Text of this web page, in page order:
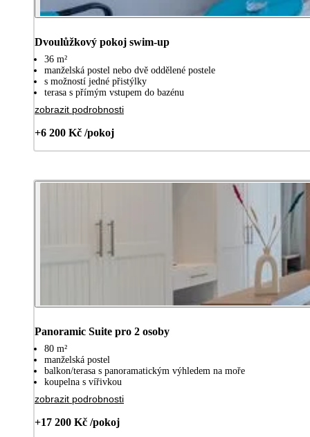
Dvoulůžkový pokoj swim-up
36 m²
manželská postel nebo dvě oddělené postele
s možností jedné přistýlky
terasa s přímým vstupem do bazénu
zobrazit podrobnosti
+6 200 Kč /pokoj
Panoramic Suite pro 2 osoby
80 m²
manželská postel
balkon/terasa s panoramatickým výhledem na moře
koupelna s vířivkou
zobrazit podrobnosti
+17 200 Kč /pokoj